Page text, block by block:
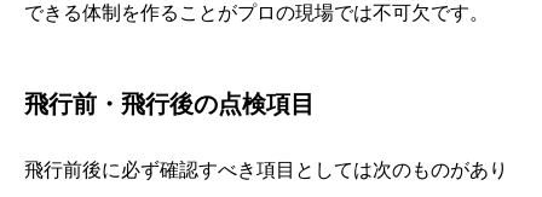
できる体制を作ることがプロの現場では不可欠です。
飛行前・飛行後の点検項目
飛行前後に必ず確認すべき項目としては次のものがあり